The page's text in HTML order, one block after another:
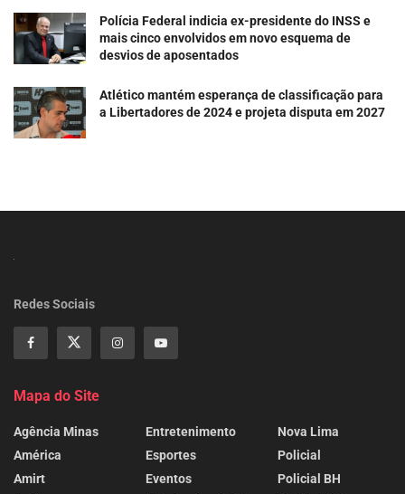
Polícia Federal indicia ex-presidente do INSS e
mais cinco envolvidos em novo esquema de
desvios de aposentados
Atlético mantém esperança de classificação para
a Libertadores de 2024 e projeta disputa em 2027
Redes Sociais
Mapa do Site
Agência Minas
América
Amirt
Entretenimento
Esportes
Eventos
Nova Lima
Policial
Policial BH